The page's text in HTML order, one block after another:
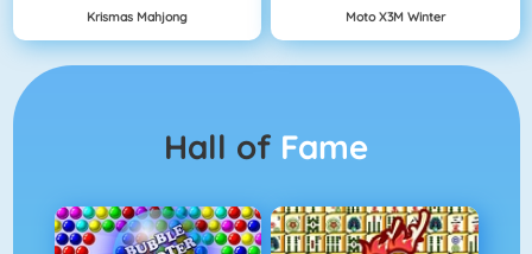
Krismas Mahjong Moto X3M Winter
Hall of Fame